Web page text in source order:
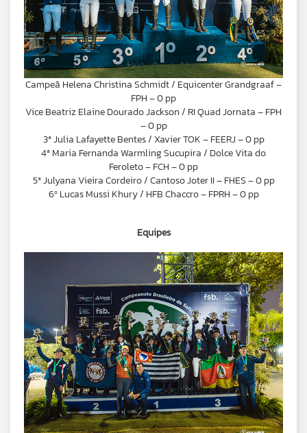
Campeã Helena Christina Schmidt / Equicenter Grandgraaf –
FPH – 0 pp
Vice Beatriz Elaine Dourado Jackson / RI Quad Jornata – FPH
– 0 pp
3ª Julia Lafayette Bentes / Xavier TOK – FEERJ – 0 pp
4ª Maria Fernanda Warmling Sucupira / Dolce Vita do
Feroleto – FCH – 0 pp
5ª Julyana Vieira Cordeiro / Cantoso Joter II – FHES – 0 pp
6º Lucas Mussi Khury / HFB Chaccro – FPRH – 0 pp
Equipes